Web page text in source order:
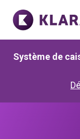
Système de